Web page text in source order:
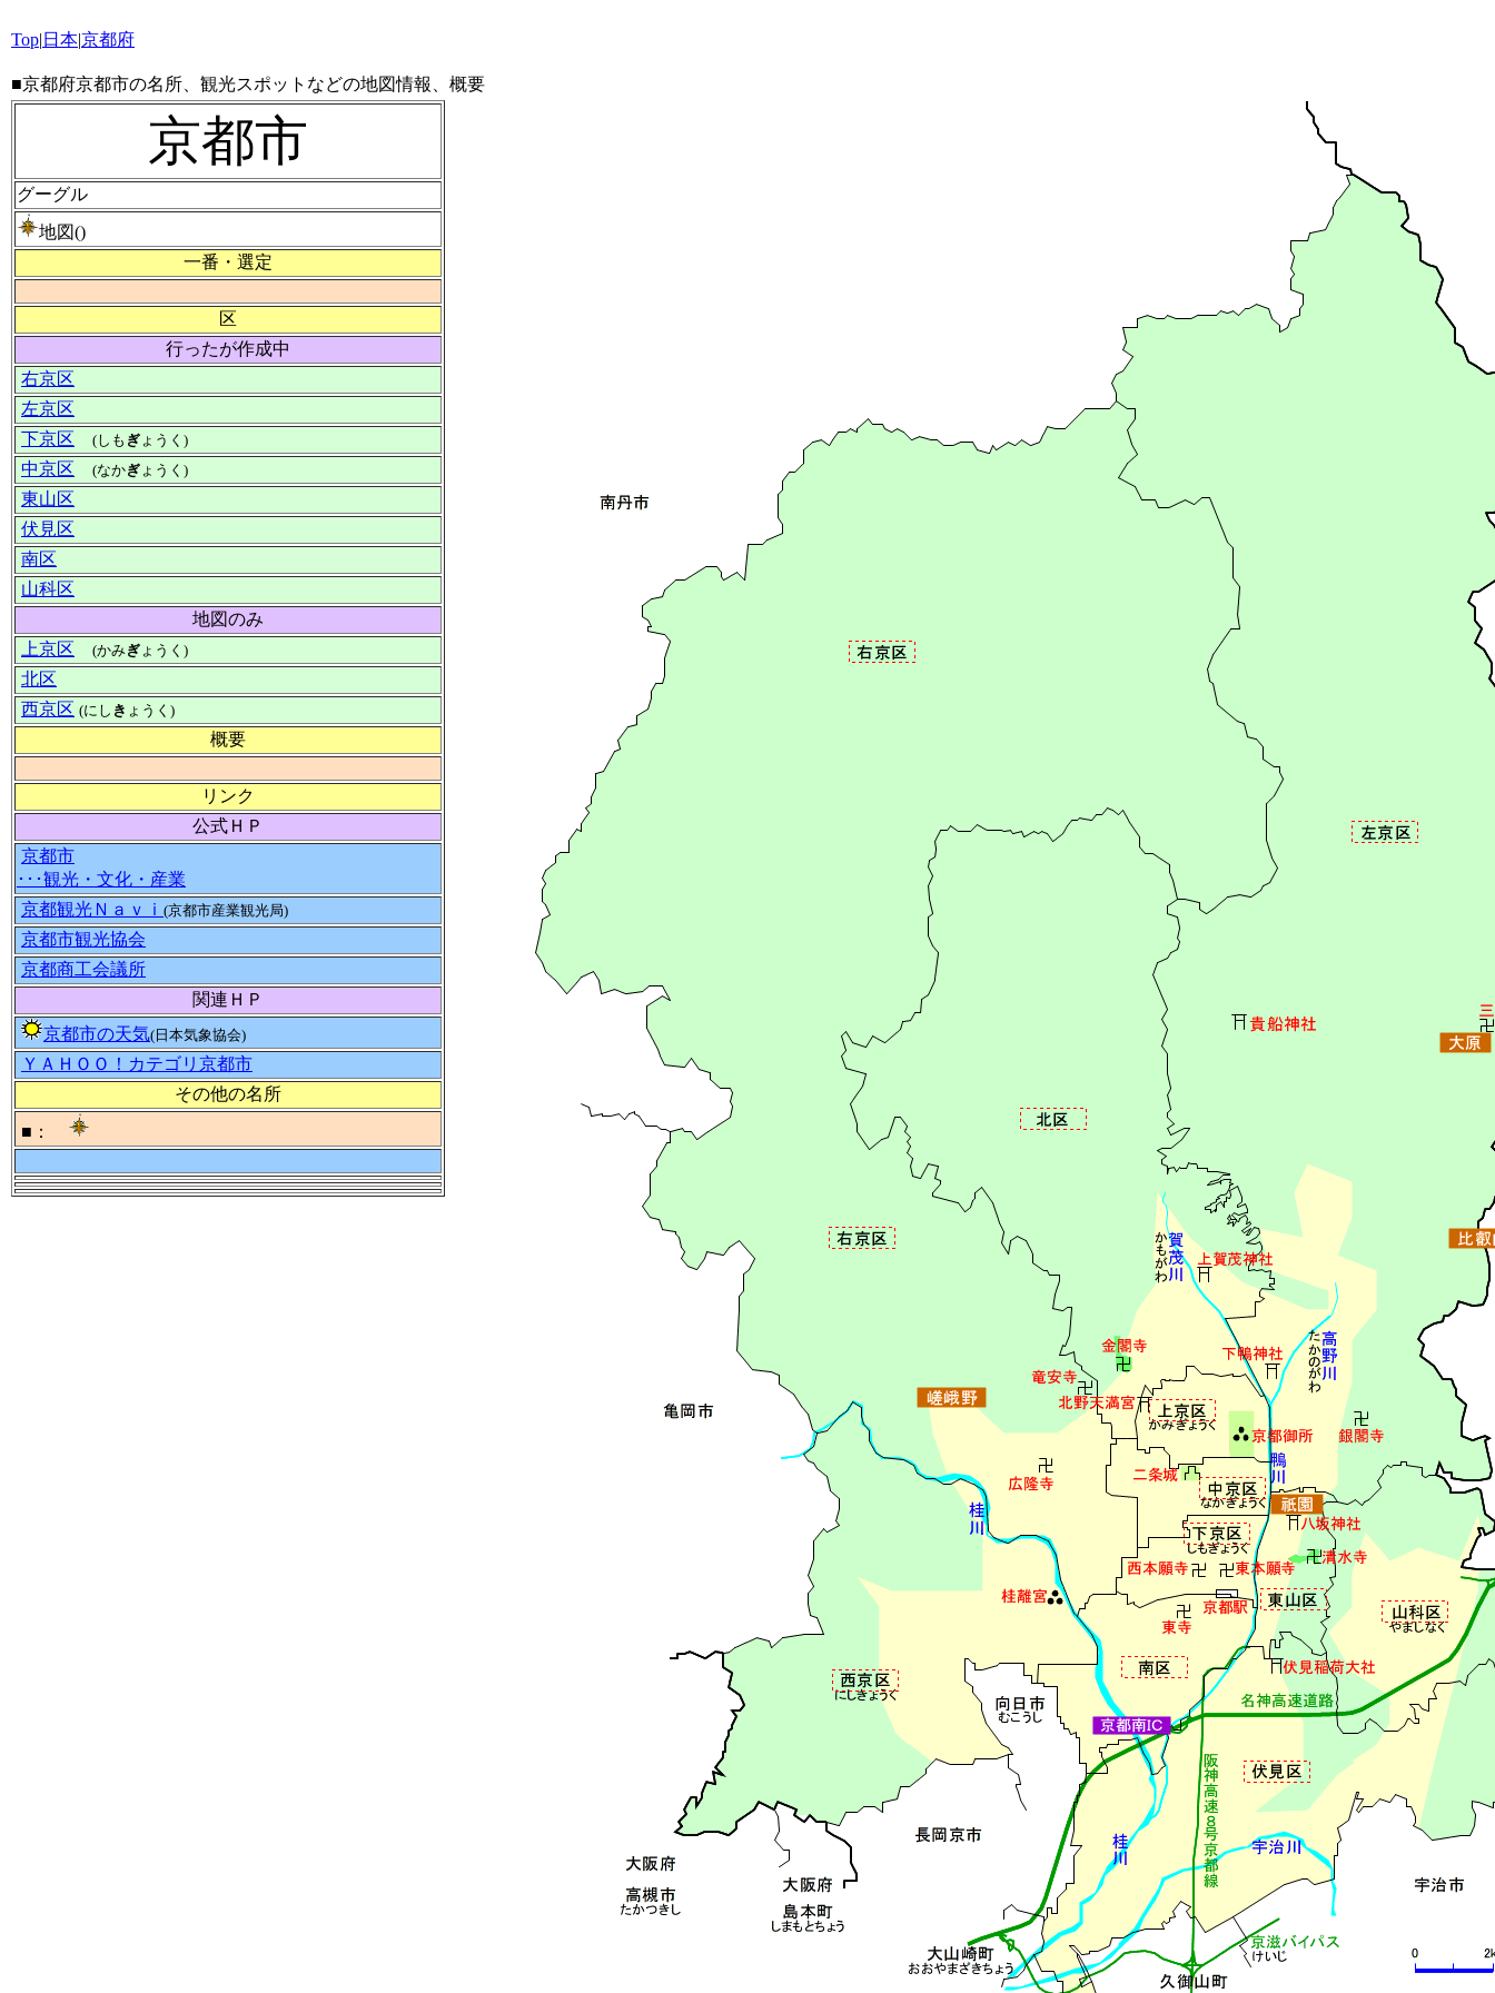
Top| 日本|京都府
■京都府京都市の名所、観光スポットなどの地図情報、概要
京都市
グーグル
地図()
一番・選定
区
行ったが作成中
右京区
左京区
下京区
(しも ぎ ょうく)
中京区 (なかぎ ょうく)
東山区
伏見区
南区
山科区
地図のみ
上京区
(かみぎ ょうく)
北区
西京区 (にし き ょうく)
概要
リンク
公式ＨＰ
京都市
･･･観光・文化・産業
京都観光Ｎａｖｉ (京都市産業観光局)
京都市観光協会
京都商工会議所
関連ＨＰ
京都市の天気(日本気象協会)
ＹＡＨＯＯ！カテゴリ京都市
その他の名所
■：